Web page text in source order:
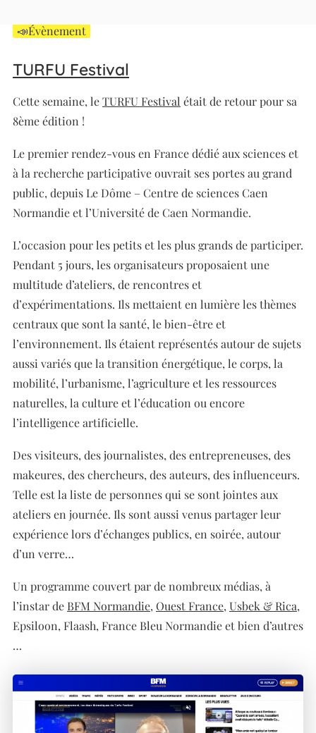
📣Évènement
TURFU Festival
Cette semaine, leTURFU Festival était de retour pour sa
8ème édition !
Le premier rendez-vous en France dédié aux sciences et
à la recherche participative ouvrait ses portes au grand
public, depuis Le Dôme – Centre de sciences Caen
Normandie et l’Université de Caen Normandie.
L’occasion pour les petits et les plus grands de participer.
Pendant 5 jours, les organisateurs proposaient une
multitude d’ateliers, de rencontres et
d’expérimentations. Ils mettaient en lumière les thèmes
centraux que sont la santé, le bien-être et
l’environnement. Ils étaient représentés autour de sujets
aussi variés que la transition énergétique, le corps, la
mobilité, l’urbanisme, l’agriculture et les ressources
naturelles, la culture et l’éducation ou encore
l’intelligence artificielle.
Des visiteurs, des journalistes, des entrepreneuses, des
makeures, des chercheurs, des auteurs, des influenceurs.
Telle est la liste de personnes qui se sont jointes aux
ateliers en journée. Ils sont aussi venus partager leur
expérience lors d’échanges publics, en soirée, autour
d’un verre…
Un programme couvert par de nombreux médias, à
l’instar de BFM Normandie, Ouest France, Usbek & Rica,
Epsiloon, Flaash, France Bleu Normandie et bien d’autres
…